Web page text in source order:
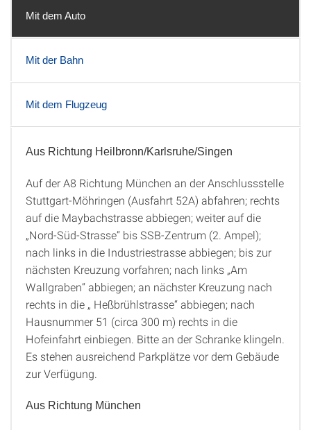
Mit dem Auto
Mit der Bahn
Mit dem Flugzeug
Aus Richtung Heilbronn/Karlsruhe/Singen
Auf der A8 Richtung München an der Anschlussstelle
Stuttgart-Möhringen (Ausfahrt 52A) abfahren; rechts
auf die Maybachstrasse abbiegen; weiter auf die
„Nord-Süd-Strasse“ bis SSB-Zentrum (2. Ampel);
nach links in die Industriestrasse abbiegen; bis zur
nächsten Kreuzung vorfahren; nach links „Am
Wallgraben“ abbiegen; an nächster Kreuzung nach
rechts in die „ Heßbrühlstrasse“ abbiegen; nach
Hausnummer 51 (circa 300 m) rechts in die
Hofeinfahrt einbiegen. Bitte an der Schranke klingeln.
Es stehen ausreichend Parkplätze vor dem Gebäude
zur Verfügung.
Aus Richtung München